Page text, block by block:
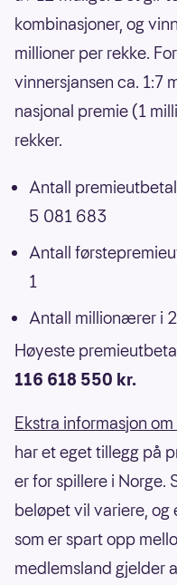
kombinasjoner, og
millioner per rekke.
vinnersjansen ca. 1:7
nasjonal premie (1
rekker.
Antall
5 081 683
Antall
1
Antall millionærer i
Høyeste
116 618 550 kr.
Ekstra informasjon
har et eget tillegg på
er for spillere i Norge.
beløpet vil variere,
som er spart opp
medlemsland gjelder